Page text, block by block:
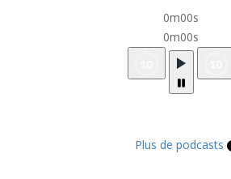
0m00s
0m00s
Plus de podcasts